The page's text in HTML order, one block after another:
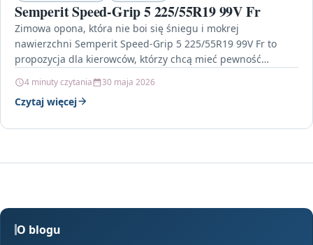
Semperit Speed-Grip 5 225/55R19 99V Fr
Zimowa opona, która nie boi się śniegu i mokrej
nawierzchni Semperit Speed-Grip 5 225/55R19 99V Fr to
propozycja dla kierowców, którzy chcą mieć pewność…
4 minuty czytania 30 maja 2026
Czytaj więcej
O blogu